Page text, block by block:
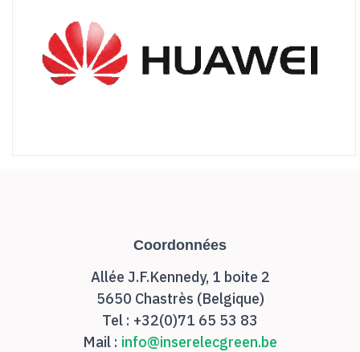
Coordonnées
Allée J.F.Kennedy, 1 boite 2
5650 Chastrès (Belgique)
Tel : +32(0)71 65 53 83
Mail : info@inserelecgreen.be